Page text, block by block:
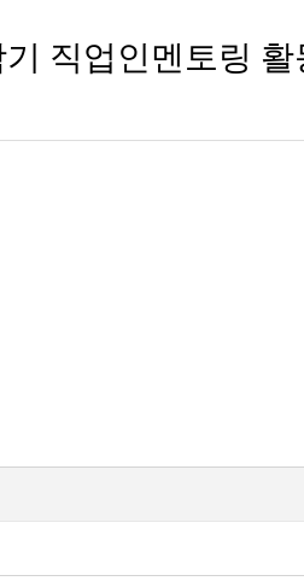
직업인멘토링